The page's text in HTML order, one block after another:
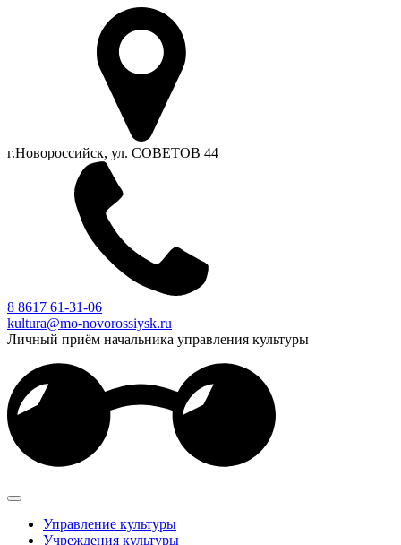
г.Новороссийск, ул. СОВЕТОВ 44
8 8617 61-31-06
kultura@mo-novorossiysk.ru
Личный приём начальника управления культуры
Управление культуры
Учреждения культуры